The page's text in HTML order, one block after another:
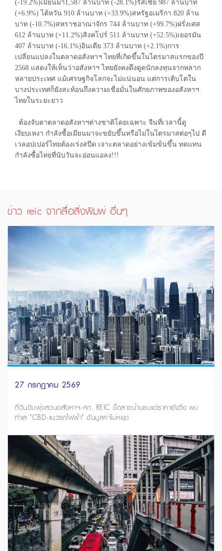
(-19.2%)เมียนมา1,587 ล้านบาท (-28.1%)รัสเซีย 987 ล้านบาท
(+6.9%) ไต้หวัน 910 ล้านบาท (+33.9%)สหรัฐอเมริกา 820 ล้าน
บาท (-10.7%)สหราชอาณาจักร 744 ล้านบาท (+99.7%)ฝรั่งเศส
612 ล้านบาท (+11.2%)สิงคโปร์ 511 ล้านบาท (+52.5%)เยอรมัน
407 ล้านบาท (-16.1%)อินเดีย 373 ล้านบาท (+2.1%)การ
เปลี่ยนแปลงในตลาดอสังหาฯ ไทยที่เกิดขึ้นในไตรมาสแรกของปี
2568 แสดงให้เห็นว่าอสังหาฯ ไทยยังคงดึงดูดนักลงทุนจากหลาก
หลายประเทศ แม้เศรษฐกิจโลกจะไม่แน่นอน แต่การเติบโตใน
บางประเทศก็ยังสะท้อนถึงความเชื่อมั่นในศักยภาพของอสังหาฯ
ไทยในระยะยาว
ต้องจับตาตลาดอสังหาฯต่างชาติโดยเฉพาะ จีนที่เวลานี้ดู
เงียบเหงา กำลังซื้อเมียนมาจะขยับขึ้นหรือไม่ในไตรมาสต่อๆไป ดี
เวลอปเปอร์ไทยต้องเร่งสปีด เจาะตลาดอย่างเข้มข้นขึ้น ทดแทน
กำลังซื้อไทยที่นับวันจะอ่อนแอลง!!!
ข่าว reic จากสื่อสิ่งพิมพ์ อื่นๆ
27 กรกฎาคม 2569
ที่ดินดิบพุ่งสวนอสังหาฯ-ศก. REIC ชี้ตลาดบ้านซบแต่ราคายังวิ่ง พบ
ทำเล "CBD-แนวรถไฟฟ้า" ดันมูลค่าไม่หยุด